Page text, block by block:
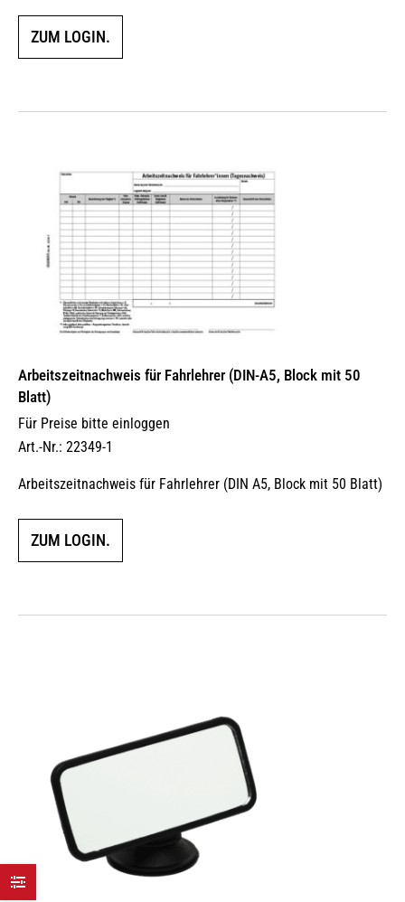
ZUM LOGIN.
Arbeitszeitnachweis für Fahrlehrer (DIN-A5, Block mit 50
Blatt)
Für Preise bitte einloggen
Art.-Nr.: 22349-1
Arbeitszeitnachweis für Fahrlehrer (DIN A5, Block mit 50 Blatt)
ZUM LOGIN.